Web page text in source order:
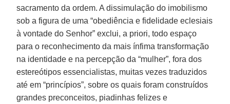
sacramento da ordem. A dissimulação do imobilismo
sob a figura de uma “obediência e fidelidade eclesiais
à vontade do Senhor” exclui, a priori, todo espaço
para o reconhecimento da mais ínfima transformação
na identidade e na percepção da “mulher”, fora dos
estereótipos essencialistas, muitas vezes traduzidos
até em “princípios”, sobre os quais foram construídos
grandes preconceitos, piadinhas felizes e